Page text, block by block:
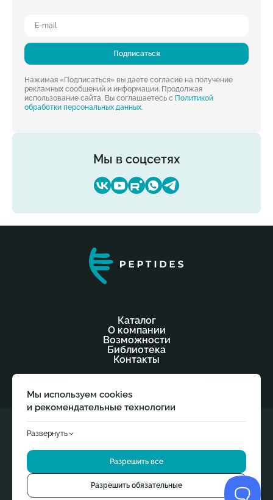
Подписаться
Нажимая «Подписаться» вы даете согласие на получение
рекламных сообщений и информации. Продолжая
использование сайта, Вы соглашаетесь с Политикой
обработки персональных данных.
Мы в соцсетях
Каталог
О компании
Возможности
Библиотека
Контакты
«Peptides» — эксклюзивный Дистрибьютoр пептидных
комплексов Хавинсона В. Х. 18+ БАД. Не является лекарственным
средством.
Политика конфиденциальности
Мы используем cookies
и рекомендательные технологии
Развернуть
с использованием cookie-файлов в соответствии
с обработкой персональных данных нашего сайта
Метрикой. Однако мы бы также хотели использовать
опционально маркетинговые, аналитические и другие cookie.
Это поможет нам улучшить ваше взаимодействие с сайтом.
Разрешить все
Разрешить обязательные